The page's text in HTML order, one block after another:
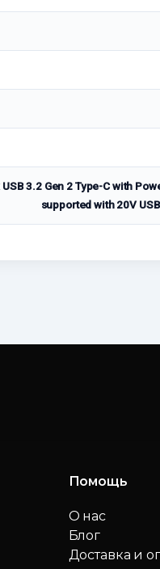
USB 3.2 Gen 2 Type-C with
supported with 20V
Помощь
О нас
Блог
Доставка и